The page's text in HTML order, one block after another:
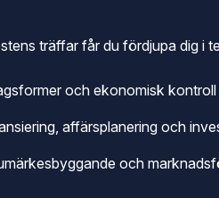
träffar får du fördjupa dig i
och ekonomisk
affärsplanering och
och